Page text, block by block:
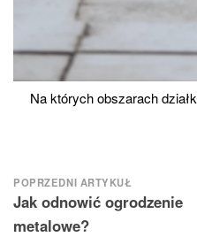
Na których obszarach
Nawigacja
wpisu
POPRZEDNI ARTYKUŁ
Jak odnowić ogrodzenie
metalowe?